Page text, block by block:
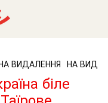
ВИДАЛЕННЯ НА
біле